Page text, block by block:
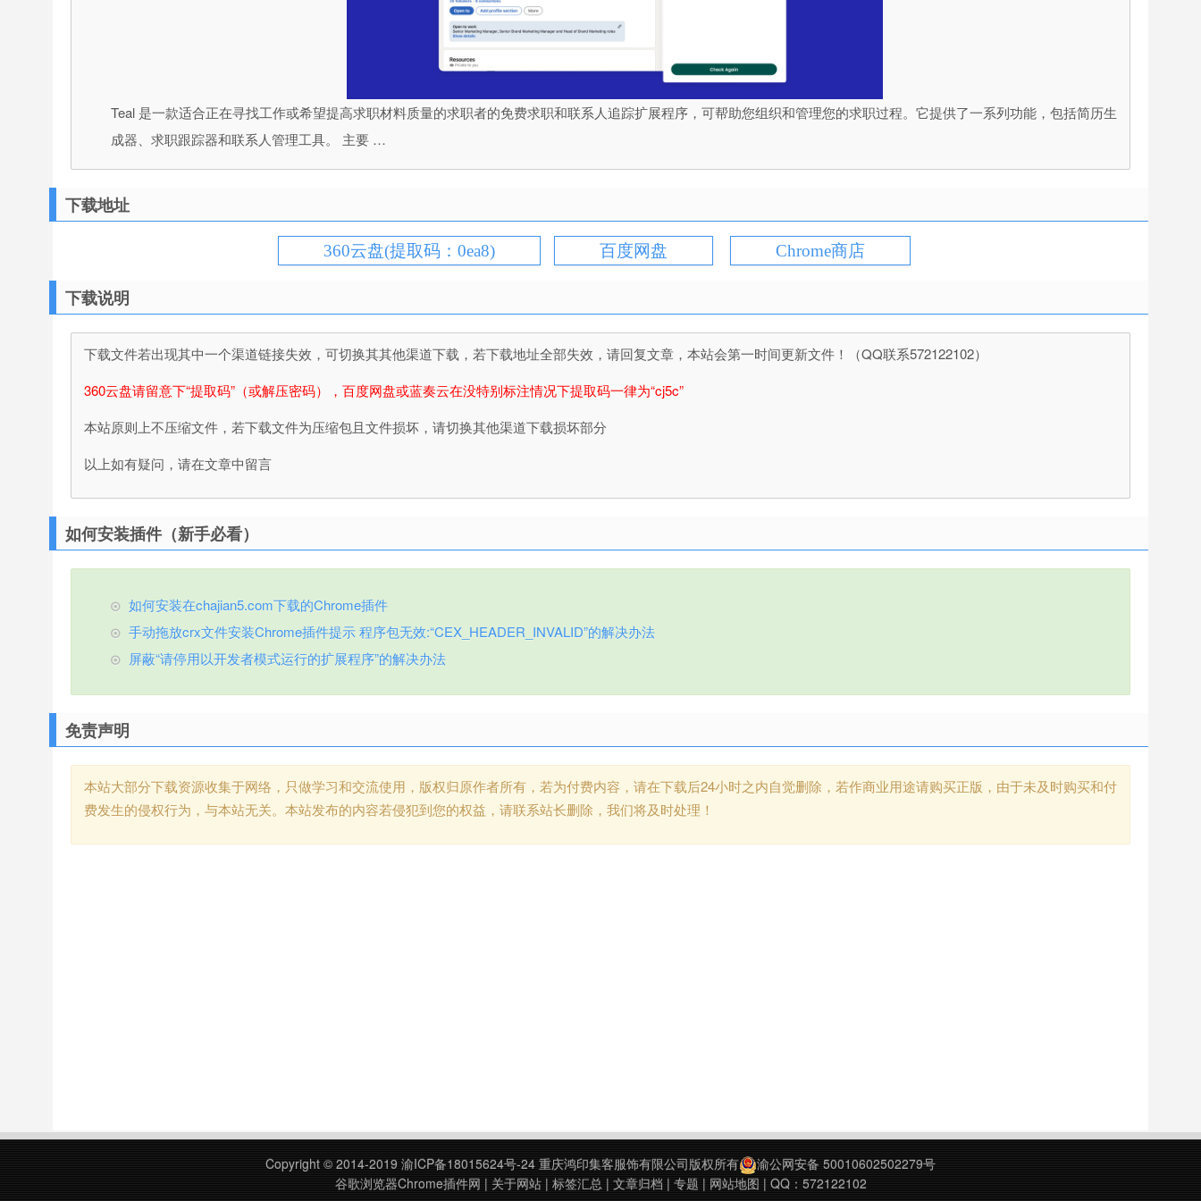
Teal 是一款适合正在寻找工作或希望提高求职材料质量的求职者的免费求职和联系人追踪扩展程序，可帮助您组织和管理您的求职过程。它提供了一系列功能，包括简历生
成器、求职跟踪器和联系人管理工具。 主要 …
下载地址
360云盘(提取码：0ea8) 百度网盘 Chrome商店
下载说明
下载文件若出现其中一个渠道链接失效，可切换其其他渠道下载，若下载地址全部失效，请回复文章，本站会第一时间更新文件！（QQ联系572122102）
360云盘请留意下“提取码”（或解压密码），百度网盘或蓝奏云在没特别标注情况下提取码一律为“cj5c”
本站原则上不压缩文件，若下载文件为压缩包且文件损坏，请切换其他渠道下载损坏部分
以上如有疑问，请在文章中留言
如何安装插件（新手必看）
如何安装在chajian5.com下载的Chrome插件
手动拖放crx文件安装Chrome插件提示 程序包无效:“CEX_HEADER_INVALID”的解决办法
屏蔽“请停用以开发者模式运行的扩展程序”的解决办法
免责声明
本站大部分下载资源收集于网络，只做学习和交流使用，版权归原作者所有，若为付费内容，请在下载后24小时之内自觉删除，若作商业用途请购买正版，由于未及时购买和付
费发生的侵权行为，与本站无关。本站发布的内容若侵犯到您的权益，请联系站长删除，我们将及时处理！
Copyright © 2014-2019 渝ICP备18015624号-24 重庆鸿印集客服饰有限公司版权所有
渝公网安备 50010602502279号
谷歌浏览器Chrome插件网 | 关于网站| 标签汇总| 文章归档 | 专题 | 网站地图 | QQ：572122102